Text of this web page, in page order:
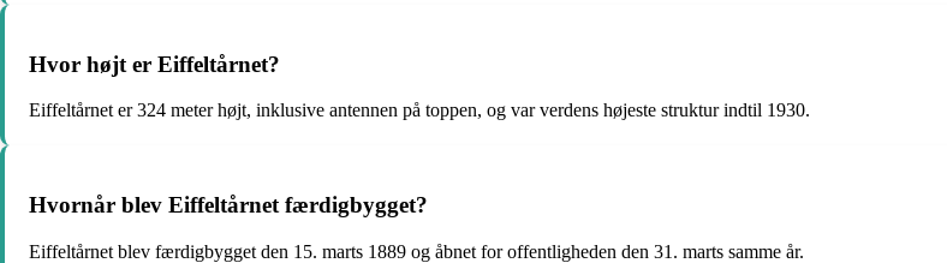
Hvor højt er Eiffeltårnet?
Eiffeltårnet er 324 meter højt, inklusive antennen på toppen, og var verdens højeste struktur indtil 1930.
Hvornår blev Eiffeltårnet færdigbygget?
Eiffeltårnet blev færdigbygget den 15. marts 1889 og åbnet for offentligheden den 31. marts samme år.